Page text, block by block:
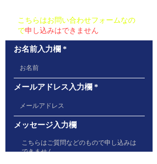
こちらはお問い合わせフォームなの
で申し込みはできません
お名前入力欄
メールアドレス入力欄
メッセージ入力欄